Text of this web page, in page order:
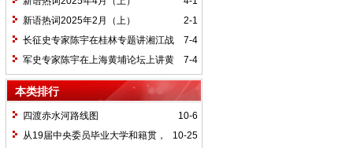
2-1
新语热词2025年2月（上）
7-4
长征史专家陈宇在桂林专题讲湘江战
役精神
7-4
军史专家陈宇在上海黄埔论坛上讲黄
埔精神与国家统一大业
本类排行
10-6
四渡赤水河路线图
10-25
从19届中央委员毕业大学和籍贯，